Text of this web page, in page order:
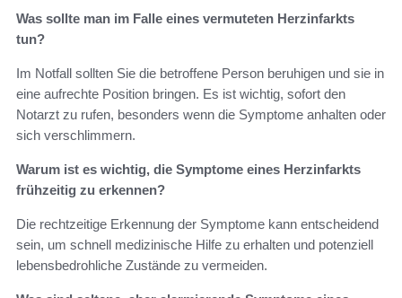
Was sollte man im Falle eines vermuteten Herzinfarkts
tun?
Im Notfall sollten Sie die betroffene Person beruhigen und sie in
eine aufrechte Position bringen. Es ist wichtig, sofort den
Notarzt zu rufen, besonders wenn die Symptome anhalten oder
sich verschlimmern.
Warum ist es wichtig, die Symptome eines Herzinfarkts
frühzeitig zu erkennen?
Die rechtzeitige Erkennung der Symptome kann entscheidend
sein, um schnell medizinische Hilfe zu erhalten und potenziell
lebensbedrohliche Zustände zu vermeiden.